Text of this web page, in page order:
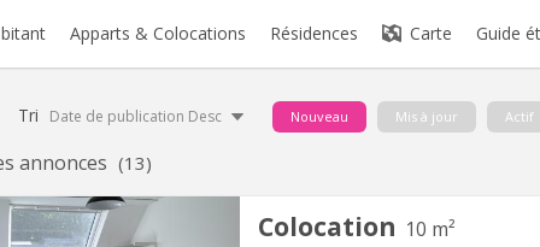
Apparts & Colocations Résidences Carte Guide
Tri Date de publication Desc Nouveau Mis à jour Actif
annonces (13)
Colocation 10 m²